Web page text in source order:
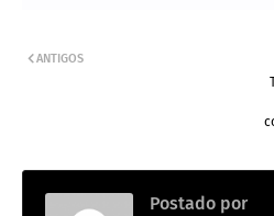
ANTIGOS
Postado por